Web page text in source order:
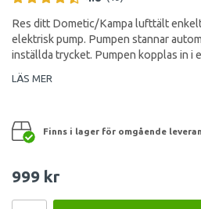
Res ditt Dometic/Kampa lufttält
elektrisk pump. Pumpen stannar
inställda trycket. Pumpen kopplas in i
LÄS MER
Finns i lager för omgående
999 kr